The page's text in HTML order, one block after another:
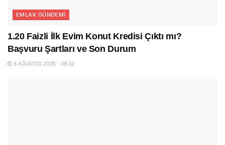
EMLAK GÜNDEMI
1.20 Faizli İlk Evim Konut Kredisi Çıktı mı?
Başvuru Şartları ve Son Durum
8 AĞUSTOS 2026 - 06:32